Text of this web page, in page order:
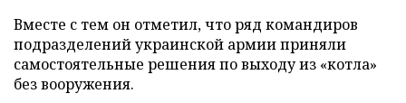
Вместе с тем он отметил, что ряд командиров
подразделений украинской армии приняли
самостоятельные решения по выходу из «котла»
без вооружения.